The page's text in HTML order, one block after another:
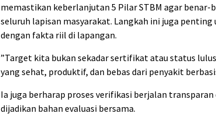
memastikan keberlanjutan 5 Pilar STBM agar benar-
seluruh lapisan masyarakat. Langkah ini juga
dengan fakta riil di lapangan.
‎”Target kita bukan sekadar sertifikat atau status
yang sehat, produktif, dan bebas dari penyakit
‎Ia juga berharap proses verifikasi berjalan
dijadikan bahan evaluasi bersama.